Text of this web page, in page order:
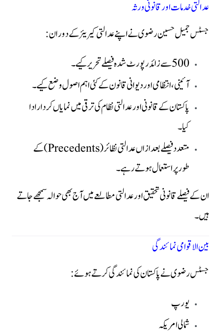
عدالتی خدمات اور قانونی ورثہ
جسٹس جمیل حسین رضوی نے اپنے عدالتی کیریئر کے دوران:
500 سے زائد رپورٹ شدہ فیصلے تحریر کیے۔
آئینی، انتظامی اور دیوانی قانون کے کئی اہم اصول وضع کیے۔
پاکستان کے قانونی اور عدالتی نظام کی ترقی میں نمایاں کردار ادا
کیا۔
متعدد فیصلے بعد ازاں عدالتی نظائر (Precedents) کے
طور پر استعمال ہوتے رہے۔
ان کے فیصلے قانونی تحقیق اور عدالتی مطالعے میں آج بھی حوالہ سمجھے جاتے
ہیں۔
بین الاقوامی نمائندگی
جسٹس رضوی نے پاکستان کی نمائندگی کرتے ہوئے:
یورپ
شمالی امریکہ